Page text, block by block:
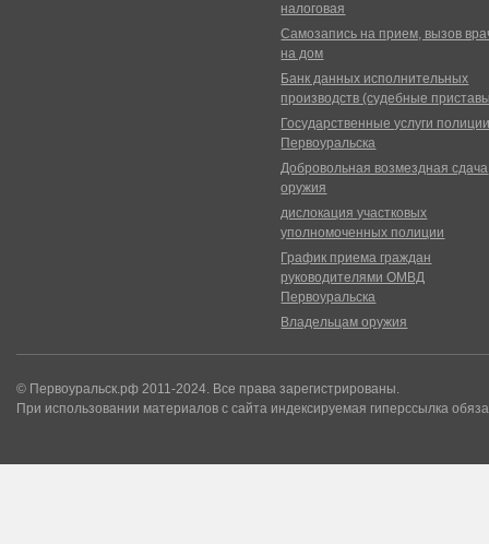
налоговая
Самозапись на прием, вызов
на дом
Банк данных исполнительных
производств (судебные
Государственные услуги
Первоуральска
Добровольная возмездная сдача
оружия
дислокация участковых
уполномоченных полиции
График приема граждан
руководителями ОМВД
Первоуральска
Владельцам оружия
© Первоуральск.рф 2011-2024. Все права зарегистрированы.
При использовании материалов с сайта индексируемая гиперссылка